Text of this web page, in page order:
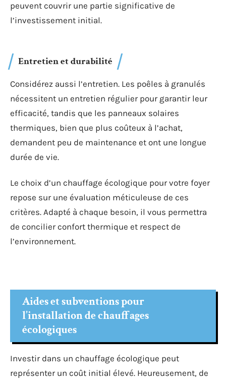
peuvent couvrir une partie significative de
l’investissement initial.
Entretien et durabilité
Considérez aussi l’entretien. Les poêles à granulés
nécessitent un entretien régulier pour garantir leur
efficacité, tandis que les panneaux solaires
thermiques, bien que plus coûteux à l’achat,
demandent peu de maintenance et ont une longue
durée de vie.
Le choix d’un chauffage écologique pour votre foyer
repose sur une évaluation méticuleuse de ces
critères. Adapté à chaque besoin, il vous permettra
de concilier confort thermique et respect de
l’environnement.